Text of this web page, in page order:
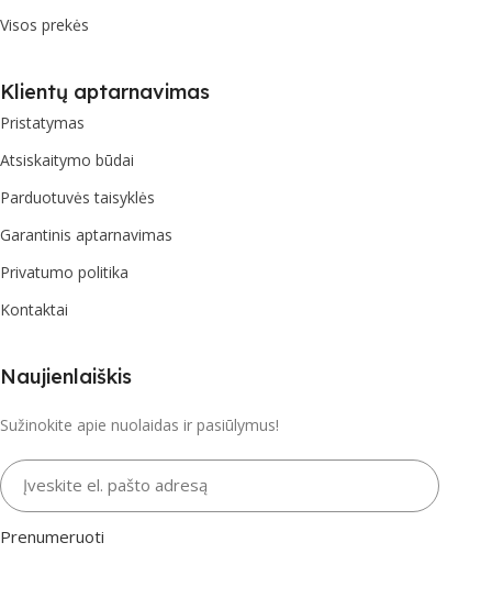
Visos prekės
Klientų aptarnavimas
Pristatymas
Atsiskaitymo būdai
Parduotuvės taisyklės
Garantinis aptarnavimas
Privatumo politika
Kontaktai
Naujienlaiškis
Sužinokite apie nuolaidas ir pasiūlymus!
Įveskite el. pašto adresą
Prenumeruoti